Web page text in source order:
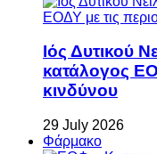
Ιός Δυτικού
κατάλογος
κινδύνου
29 July 2026
Φάρμακο